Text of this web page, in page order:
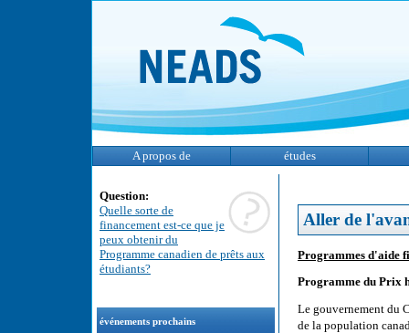
A propos de études
Question:
Quelle sorte de
financement est-ce que je
peux obtenir du
Programme canadien de prêts aux
étudiants?
événements prochains
Aller de
Programmes d'aide
Programme du Prix
Le gouvernement du
de la population